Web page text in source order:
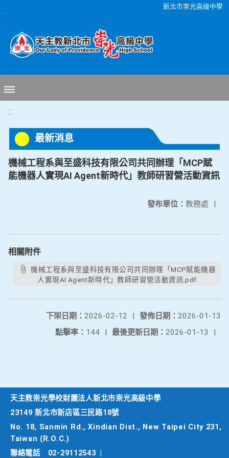
新北市崇光高級中學
:::
最新消息
機械工程系與至盛科技有限公司共同辦理「MCP賦
能機器人實現AI Agent新時代」教師研習營活動資訊
發布單位： 教務處 |
相關附件
機械工程系與至盛科技有限公司共同辦理「MCP賦能機器
人實現AI Agent新時代」教師研習營活動資訊.pdf
發佈日期： 2026-01-13
下架日期： 2026-02-12
|
最後更新日期： 2026-01-13 |
點擊率： 144 |
天主教崇光學校財團法人新北市崇光高級中學
23149 新北市新店區三民路18號
No. 18, Sanmin Rd., Xindian Dist., New Taipei City 231,
Taiwan (R.O.C.)
聯絡電話
02-29112543